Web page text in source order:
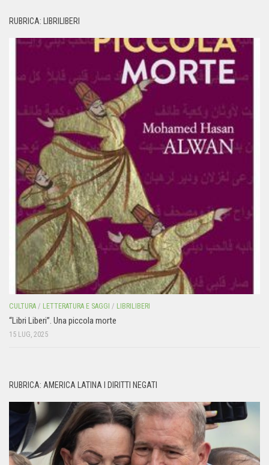
RUBRICA: LIBRILIBERI
CULTURA / LETTERATURA E SAGGI / LIBRILIBERI
“Libri Liberi”. Una piccola morte
15 LUG, 2025
RUBRICA: AMERICA LATINA I DIRITTI NEGATI